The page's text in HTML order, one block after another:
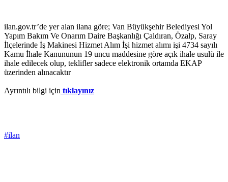
ilan.gov.tr’de yer alan ilana göre; Van Büyükşehir Belediyesi Yol
Yapım Bakım Ve Onarım Daire Başkanlığı Çaldıran, Özalp, Saray
İlçelerinde İş Makinesi Hizmet Alım İşi hizmet alımı işi 4734 sayılı
Kamu İhale Kanununun 19 uncu maddesine göre açık ihale usulü ile
ihale edilecek olup, teklifler sadece elektronik ortamda EKAP
üzerinden alınacaktır
Ayrıntılı bilgi için tıklayınız
#ilan